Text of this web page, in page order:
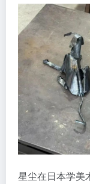
星尘在日本学美